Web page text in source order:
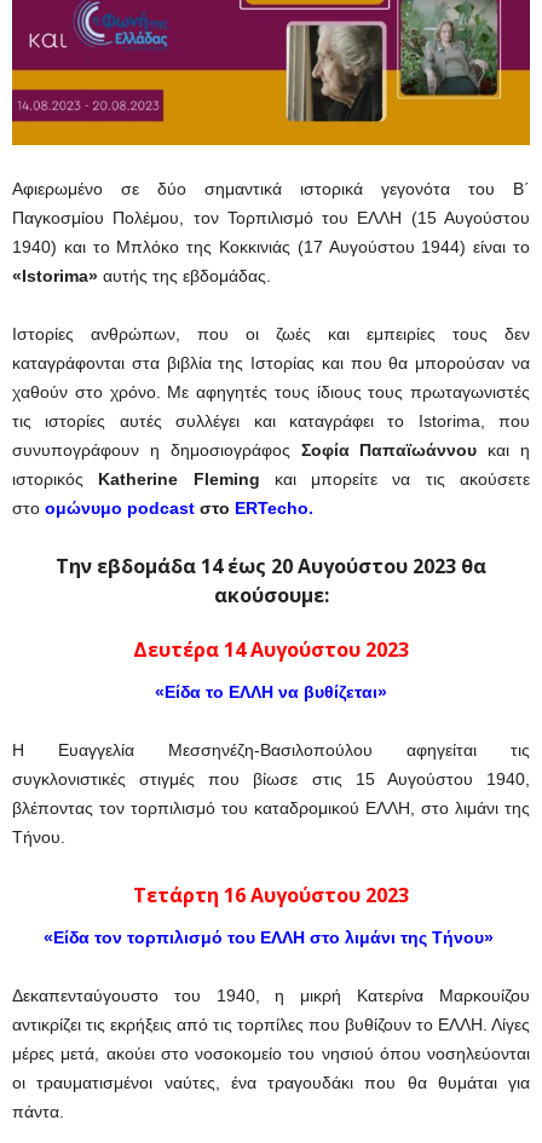
Αφιερωμένο σε δύο σημαντικά ιστορικά γεγονότα του Β΄
Παγκοσμίου Πολέμου, τον Τορπιλισμό του ΕΛΛΗ (15 Αυγούστου
1940) και το Μπλόκο της Κοκκινιάς (17 Αυγούστου 1944) είναι το
«Istorima» αυτής της εβδομάδας.
Ιστορίες ανθρώπων, που οι ζωές και εμπειρίες τους δεν
καταγράφονται στα βιβλία της Ιστορίας και που θα μπορούσαν να
χαθούν στο χρόνο. Με αφηγητές τους ίδιους τους πρωταγωνιστές
τις ιστορίες αυτές συλλέγει και καταγράφει το Istorima, που
συνυπογράφουν η δημοσιογράφος Σοφία Παπαϊωάννου και η
ιστορικός Katherine Fleming και μπορείτε να τις ακούσετε
στο ομώνυμο podcast στο ERTecho.
Την εβδομάδα 14 έως 20 Αυγούστου 2023 θα
ακούσουμε:
Δευτέρα 14 Αυγούστου 2023
«Είδα το ΕΛΛΗ να βυθίζεται»
Η Ευαγγελία Μεσσηνέζη-Βασιλοπούλου αφηγείται τις
συγκλονιστικές στιγμές που βίωσε στις 15 Αυγούστου 1940,
βλέποντας τον τορπιλισμό του καταδρομικού ΕΛΛΗ, στο λιμάνι της
Τήνου.
Τετάρτη 16 Αυγούστου 2023
«Είδα τον τορπιλισμό του ΕΛΛΗ στο λιμάνι της Τήνου»
Δεκαπενταύγουστο του 1940, η μικρή Κατερίνα Μαρκουίζου
αντικρίζει τις εκρήξεις από τις τορπίλες που βυθίζουν το ΕΛΛΗ. Λίγες
μέρες μετά, ακούει στο νοσοκομείο του νησιού όπου νοσηλεύονται
οι τραυματισμένοι ναύτες, ένα τραγουδάκι που θα θυμάται για
πάντα.